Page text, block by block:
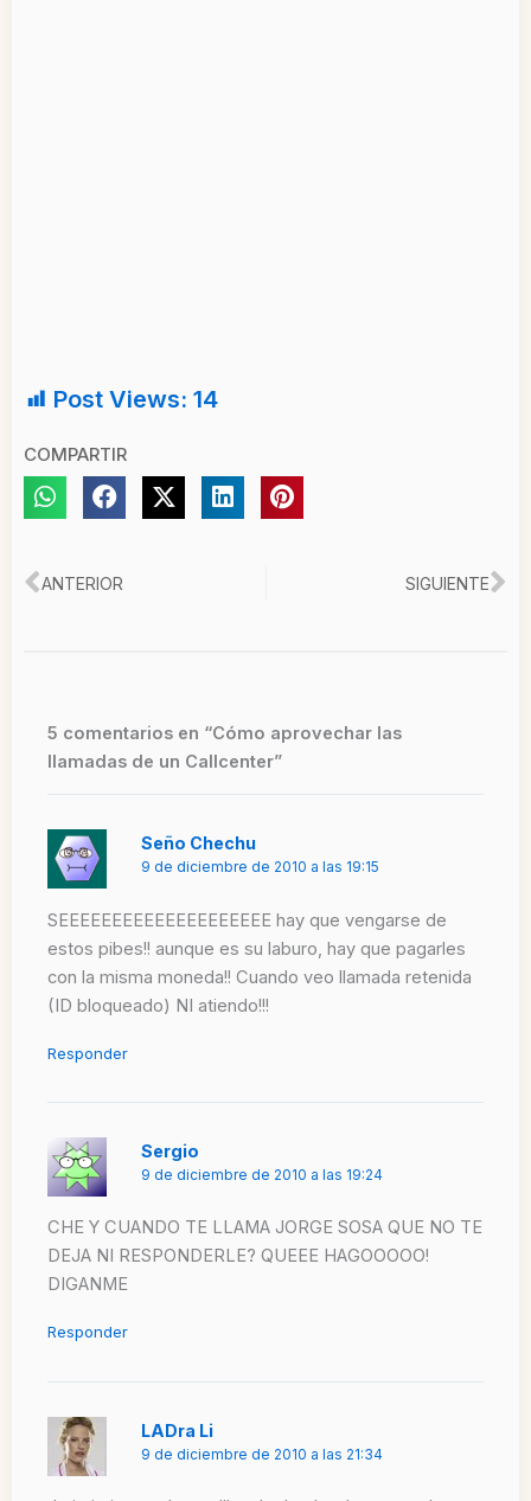
Post Views: 14
COMPARTIR
Ant
ANTERIOR SIGUIENTE
5 comentarios en “Cómo aprovechar las
llamadas de un Callcenter”
Seño Chechu
9 de diciembre de 2010 a las 19:15
SEEEEEEEEEEEEEEEEEEEE hay que vengarse de
estos pibes!! aunque es su laburo, hay que pagarles
con la misma moneda!! Cuando veo llamada retenida
(ID bloqueado) NI atiendo!!!
Responder
Sergio
9 de diciembre de 2010 a las 19:24
CHE Y CUANDO TE LLAMA JORGE SOSA QUE NO TE
DEJA NI RESPONDERLE? QUEEE HAGOOOOO!
DIGANME
Responder
LADra Li
9 de diciembre de 2010 a las 21:34